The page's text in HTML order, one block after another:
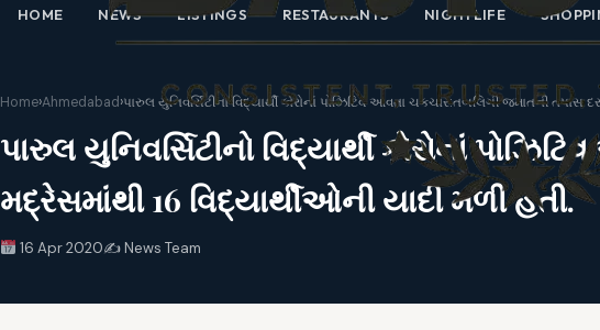
HOME NEWS LISTINGS RESTAURANTS NIGHTLIFE
Home›Ahmedabad›પારુલ યુનિવર્સિટીનો વિદ્યાર્થી કોરોનાં પોઝિટિવ આવતા ચકચાર:તબલિગી જમાતની તપાસ
પારુલ યુનિવર્સિટીનો વિદ્યાર્થી કોરોનાં
મદ્રેસમાંથી 16 વિદ્યાર્થીઓની યાદી મળી હતી.
16 Apr 2020✍️ News Team